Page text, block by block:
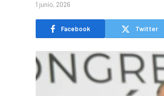
1 junio, 2026
Facebook Twitter